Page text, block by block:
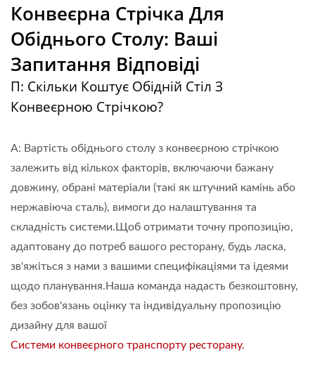
Конвеєрна Стрічка Для
Обіднього Столу: Ваші
Запитання Відповіді
П: Скільки Коштує Обідній Стіл З
Конвеєрною Стрічкою?
A: Вартість обіднього столу з конвеєрною стрічкою
залежить від кількох факторів, включаючи бажану
довжину, обрані матеріали (такі як штучний камінь або
нержавіюча сталь), вимоги до налаштування та
складність системи.Щоб отримати точну пропозицію,
адаптовану до потреб вашого ресторану, будь ласка,
зв'яжіться з нами з вашими специфікаціями та ідеями
щодо планування.Наша команда надасть безкоштовну,
без зобов'язань оцінку та індивідуальну пропозицію
дизайну для вашої
Системи конвеєрного транспорту ресторану.